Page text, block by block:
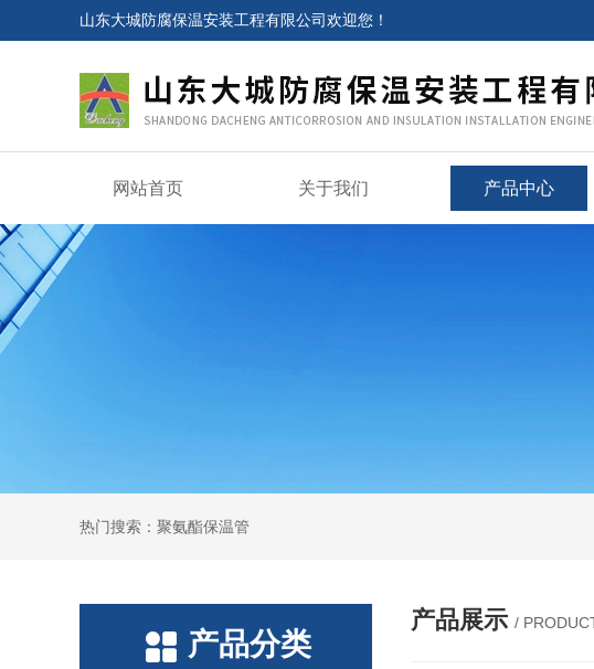
山东大城防腐保温安装工程有限公司欢迎您！
网站首页 关于我们 产品中心
热门搜索：聚氨酯保温管
产品分类
产品展示 /